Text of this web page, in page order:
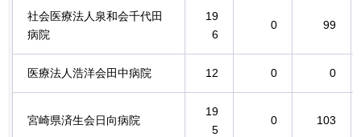
社会医療法人泉和会千代田
病院
19
6
0 99
医療法人浩洋会田中病院 12 0 0
宮崎県済生会日向病院
19
5
0 103